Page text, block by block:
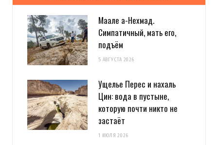
Маале а-Нехмад.
Симпатичный, мать его,
подъём
5 АВГУСТА 2026
Ущелье Перес и нахаль
Цин: вода в пустыне,
которую почти никто не
застаёт
1 ИЮЛЯ 2026